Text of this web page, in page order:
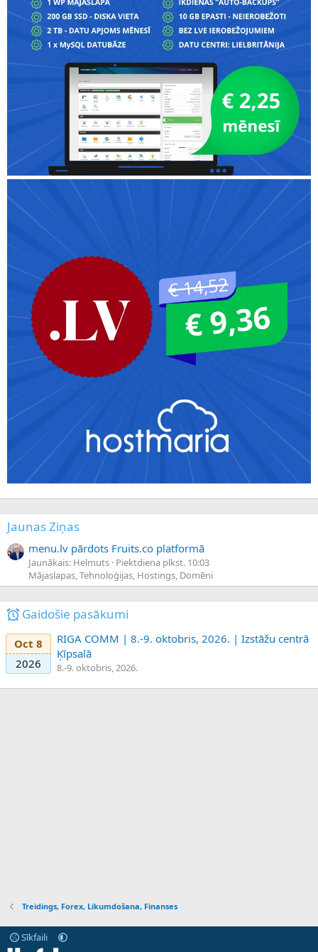
Jaunas Ziņas
menu.lv pārdots Fruits.co platformā
Jaunākais: Helmuts Piektdiena plkst. 10:03
Mājaslapas, Tehnoloģijas, Hostings, Domēni
Gaidošie pasākumi
Oct 8
2026
RIGA COMM | 8.-9. oktobris, 2026. | Izstāžu centrā
Ķīpsalā
8.-9. oktobris, 2026.
Treidings, Forex, Likumdošana, Finanses
Sīkfaili